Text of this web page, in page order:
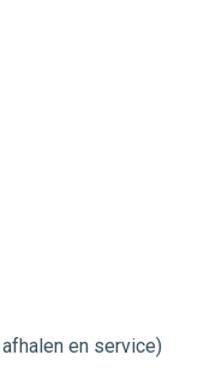
en service)